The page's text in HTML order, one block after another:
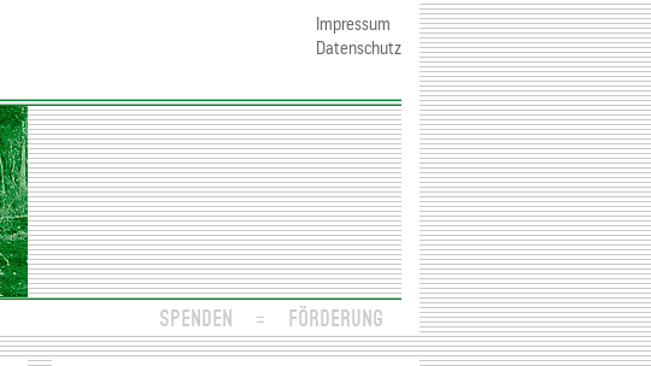
SPENDEN FÖRDERUNG
Impressum
Datenschutz